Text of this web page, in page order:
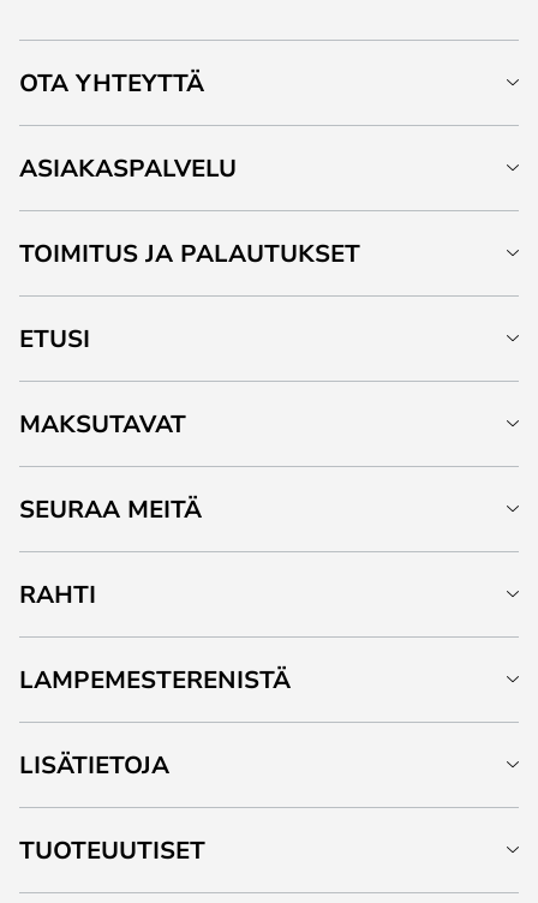
OTA YHTEYTTÄ
ASIAKASPALVELU
TOIMITUS JA PALAUTUKSET
ETUSI
MAKSUTAVAT
SEURAA MEITÄ
RAHTI
LAMPEMESTERENISTÄ
LISÄTIETOJA
TUOTEUUTISET